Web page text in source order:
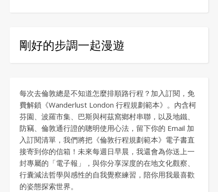
剛好的步調一起漫遊
每次去倫敦總是不知道怎麼排順路行程？加入訂閱，免
費解鎖《Wanderlust London 行程規劃範本》。內含柯
芬園、波羅市集、巴斯與柯茲窩鄉村串聯，以及地鐵、
防竊、倫敦通行證的聰明使用心法，留下你的 Email 加
入訂閱清單，我們將把《倫敦行程規劃範本》電子書直
接寄到你的信箱！未來每週日早晨，我還會為你送上一
封專屬的「電子報」，與你分享深度的在地文化觀察、
行囊減法哲學與感性的自我覺察練習，陪你用我最喜歡
的姿態探索世界。